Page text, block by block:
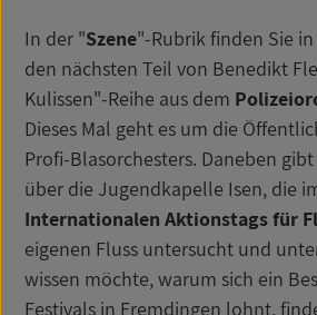
In der "Szene"-Rubrik finden Sie
den nächsten Teil von Benedikt
Kulissen"-Reihe aus dem
Dieses Mal geht es um die
Profi-Blasorchesters. Daneben
über die Jugendkapelle Isen, die
Internationalen Aktionstags für
eigenen Fluss untersucht und
wissen möchte, warum sich ein
Festivals in Fremdingen lohnt,